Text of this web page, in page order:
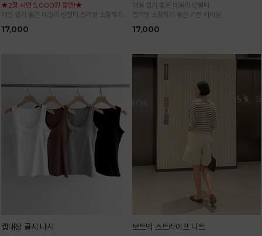
★2장 사면 5,000원 할인!★
매일 입기 좋은 데일리 반팔티 컬러별 소장하기
17,000
매일 입기 좋은 데일리 반팔티
컬러별 소장하기 좋은 기본 아이템
17,000
캡내장 골지 나시 보트넥 스트라이프 니트